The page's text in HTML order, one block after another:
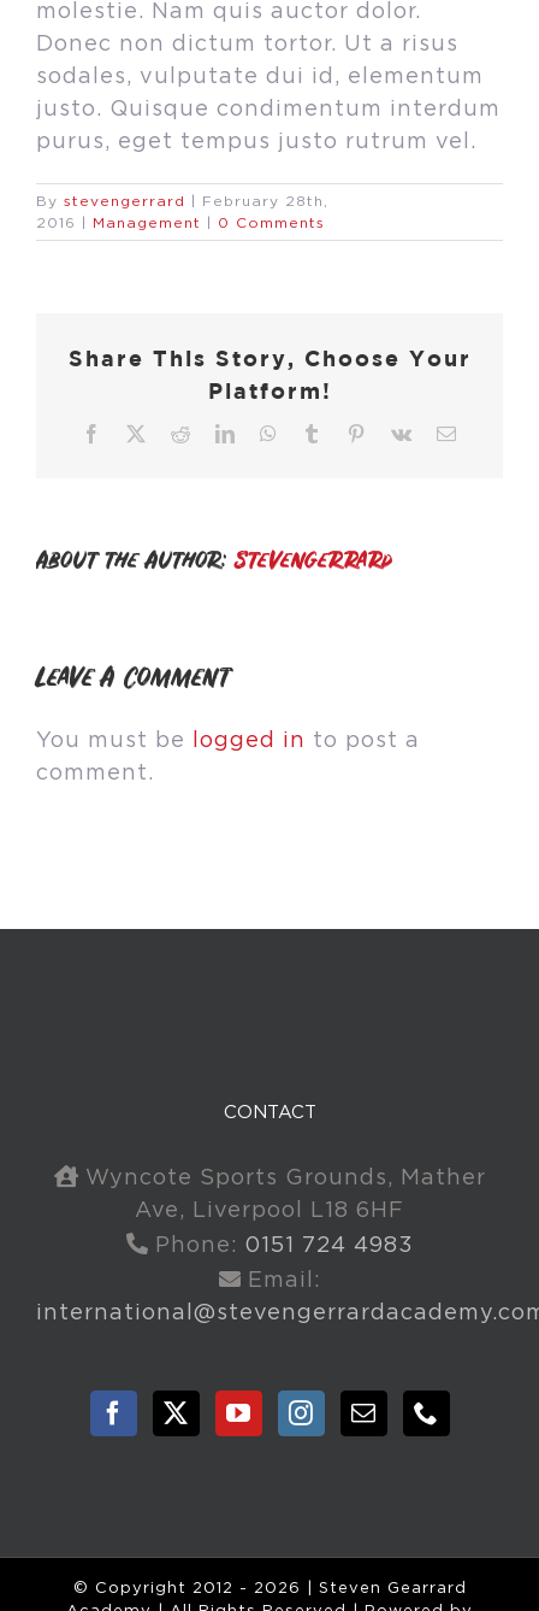
molestie. Nam quis auctor dolor.
Donec non dictum tortor. Ut a risus
sodales, vulputate dui id, elementum
justo. Quisque condimentum interdum
purus, eget tempus justo rutrum vel.
By stevengerrard
February 28th,
2016
Management 0 Comments
Share This Story, Choose Your
Platform!
Facebook Reddit LinkedInWhatsApp
TumblrPinterest
Vk
About the Author:stevengerrard
Leave A Comment
You must be logged in to post a
comment.
CONTACT
Wyncote Sports Grounds, Mather
Ave, Liverpool L18 6HF
Phone: 0151 724 4983
Email:
© Copyright 2012 -
2026 | Steven Gearrard